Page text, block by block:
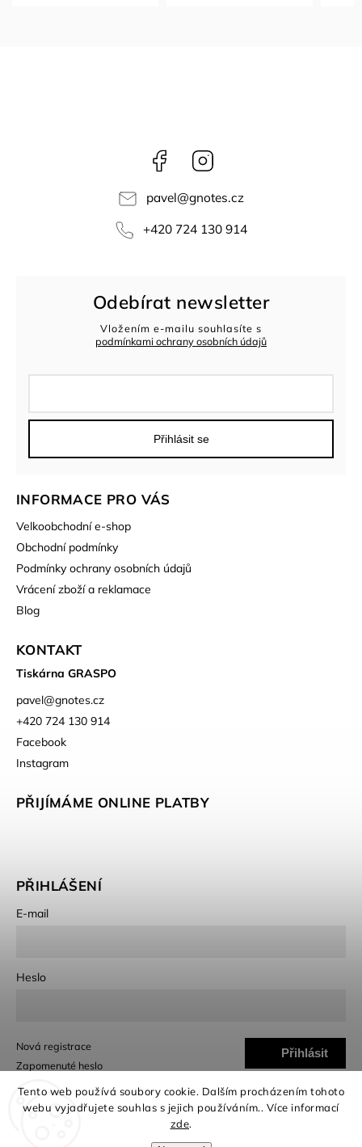
Tento web používá soubory cookie. Dalším procházením tohoto
webu vyjadřujete souhlas s jejich používáním.. Více informací
zde.
Facebook
pavel@gnotes.cz
+420 724 130 914
INFORMACE PRO VÁS
Velkoobchodní e-shop
Obchodní podmínky
Podmínky ochrany osobních údajů
Vrácení zboží a reklamace
Blog
KONTAKT
Tiskárna GRASPO
pavel@gnotes.cz
+420 724 130 914
Facebook
Instagram
PŘIJÍMÁME ONLINE PLATBY
PŘIHLÁŠENÍ
E-mail
Heslo
Přihlásit
Nová registrace
Zapomenuté heslo
Odebírat newsletter
Vložením e-mailu souhlasíte s
podmínkami ochrany osobních údajů
Přihlásit se